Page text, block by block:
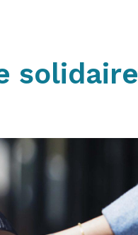
solidaire